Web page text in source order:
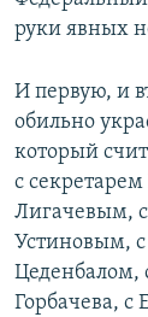
руки явных
И первую, и
обильно
который
с
Лигачевым,
Устиновым,
Цеденбалом,
Горбачева,